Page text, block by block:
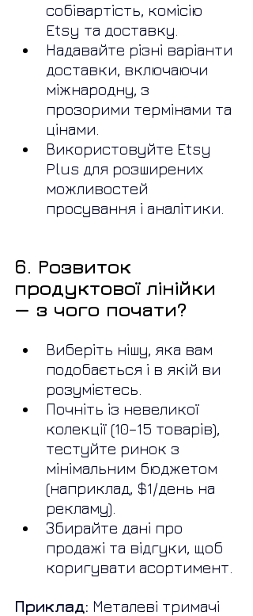
собівартість, комісію
Etsy та доставку.
Надавайте різні варіанти
доставки, включаючи
міжнародну, з
прозорими термінами та
цінами.
Використовуйте Etsy
Plus для розширених
можливостей
просування і аналітики.
6. Розвиток
продуктової лінійки
— з чого почати?
Виберіть нішу, яка вам
подобається і в якій ви
розумієтесь.
Почніть із невеликої
колекції (10–15 товарів),
тестуйте ринок з
мінімальним бюджетом
(наприклад, $1/день на
рекламу).
Збирайте дані про
продажі та відгуки, щоб
коригувати асортимент.
Приклад: Металеві тримачі